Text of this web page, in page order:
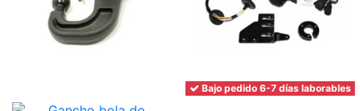
Bajo pedido 6-7 días laborables